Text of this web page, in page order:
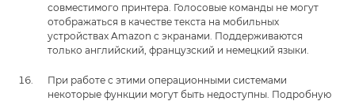
совместимого принтера. Голосовые команды не могут
отображаться в качестве текста на мобильных
устройствах Amazon с экранами. Поддерживаются
только английский, французский и немецкий языки.
При работе с этими операционными системами
некоторые функции могут быть недоступны. Подробную